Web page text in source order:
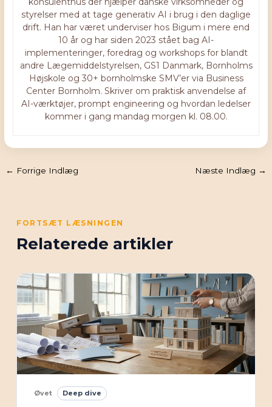
styrelser med at tage generativ AI i brug i den daglige
drift. Han har været underviser hos Bigum i mere end
10 år og har siden 2023 stået bag AI-
implementeringer, foredrag og workshops for blandt
andre Lægemiddelstyrelsen, GS1 Danmark, Bornholms
Højskole og 30+ bornholmske SMV’er via Business
Center Bornholm. Skriver om praktisk anvendelse af
AI-værktøjer, prompt engineering og hvordan ledelser
kommer i gang mandag morgen kl. 08.00.
← Forrige Indlæg Næste Indlæg →
FORTSÆT LÆSNINGEN
Relaterede artikler
Øvet Deep dive